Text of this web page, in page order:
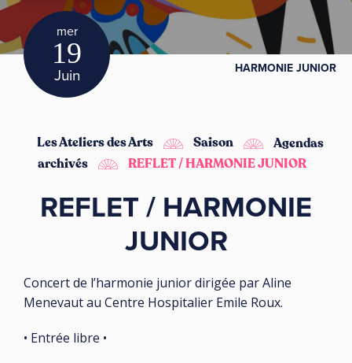
mer
19
Juin HARMONIE JUNIOR
Les Ateliers des Arts Saison
Agendas
archivés
REFLET / HARMONIE JUNIOR
REFLET / HARMONIE
JUNIOR
Concert de l’harmonie junior dirigée par Aline
Menevaut au Centre Hospitalier Emile Roux.
• Entrée libre •